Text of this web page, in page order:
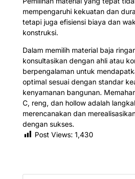
mempengaruhi kekuatan dan
tetapi juga efisiensi biaya dan
konstruksi.
Dalam memilih material baja
konsultasikan dengan ahli atau
berpengalaman untuk
optimal sesuai dengan standar
kenyamanan bangunan.
C, reng, dan hollow adalah
merencanakan dan
dengan sukses.
Post Views: 1,430